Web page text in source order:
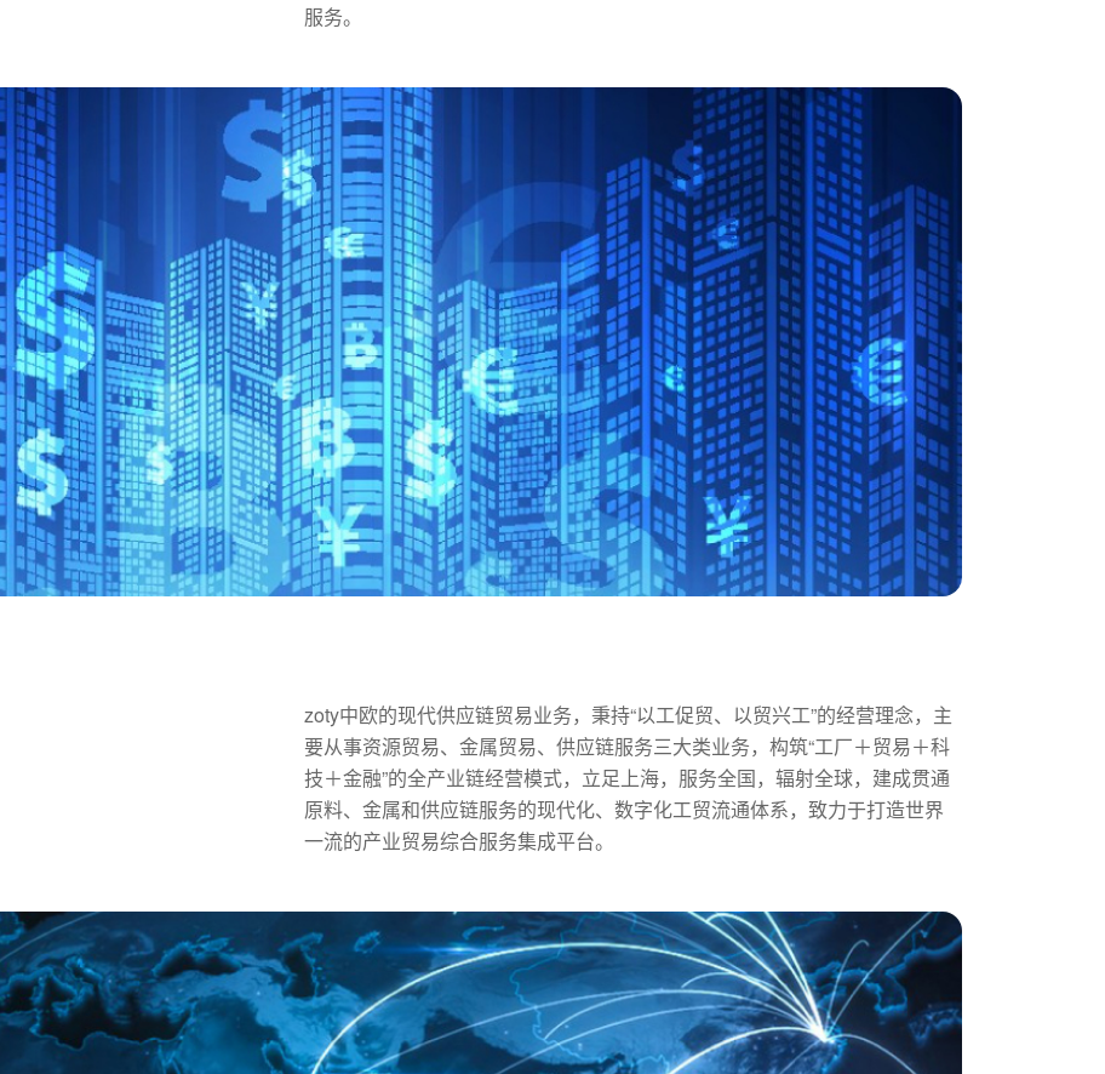
服务。
zoty中欧的现代供应链贸易业务，秉持“以工促贸、以贸兴工”的经营理念，主
要从事资源贸易、金属贸易、供应链服务三大类业务，构筑“工厂＋贸易＋科
技＋金融”的全产业链经营模式，立足上海，服务全国，辐射全球，建成贯通
原料、金属和供应链服务的现代化、数字化工贸流通体系，致力于打造世界
一流的产业贸易综合服务集成平台。